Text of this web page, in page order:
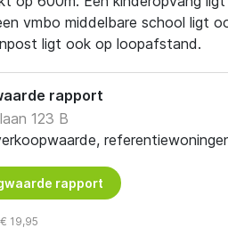
vmbo middelbare school ligt
ligt ook op loopafstand.
rapport
123 B
rapport
19,95